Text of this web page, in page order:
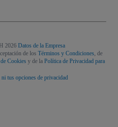
2026 Datos de la Empresa
de los Términos y Condiciones, de
Cookies y de la Política de Privacidad para
tus opciones de privacidad